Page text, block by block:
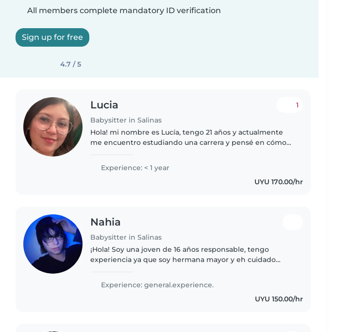
All members complete mandatory ID verification
Sign up for free
4.7 / 5
Lucia
Babysitter in Salinas
1
Hola! mi nombre es Lucía, tengo 21 años y actualmente
me encuentro estudiando una carrera y pensé en cómo
Pensé en este trabajo..
Experience: < 1 year
UYU 170.00/hr
Nahia
Babysitter in Salinas
¡Hola! Soy una joven de 16 años responsable, tengo
experiencia ya que soy hermana mayor y eh cuidado
Experience: general.experience.
UYU 150.00/hr